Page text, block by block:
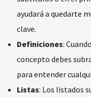
ayudará a quedarte
clave.
Definiciones:
concepto debes
para entender
Listas: Los listados